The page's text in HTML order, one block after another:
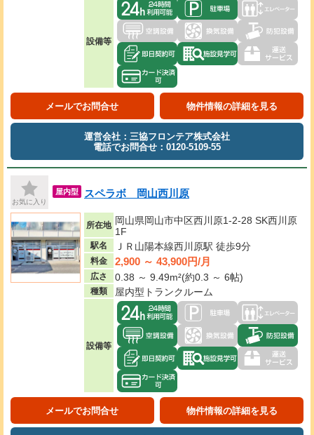
設備等
メールでお問合せ 物件情報の詳細を見る
運営会社：三協フロンテア株式会社
電話でお問合せ：0120-5109-55
お気に入り
屋内型 スペラボ 岡山西川原
所在地 岡山県岡山市中区西川原1-2-28 SK西川原
1F
駅名 ＪＲ山陽本線西川原駅 徒歩9分
料金 2,900 ～ 43,900円/月
広さ 0.38 ～ 9.49m²(約0.3 ～ 6帖)
種類 屋内型トランクルーム
設備等
メールでお問合せ 物件情報の詳細を見る